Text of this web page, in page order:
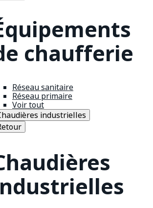
chaufferie
Réseau sanitaire
Réseau primaire
Voir tout
industrielles